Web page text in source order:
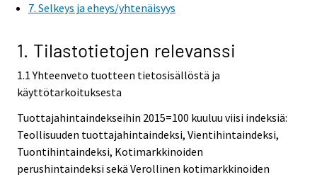
7. Selkeys ja eheys/yhtenäisyys
1. Tilastotietojen relevanssi
1.1 Yhteenveto tuotteen tietosisällöstä ja
käyttötarkoituksesta
Tuottajahintaindekseihin 2015=100 kuuluu viisi indeksiä:
Teollisuuden tuottajahintaindeksi, Vientihintaindeksi,
Tuontihintaindeksi, Kotimarkkinoiden
perushintaindeksi sekä Verollinen kotimarkkinoiden